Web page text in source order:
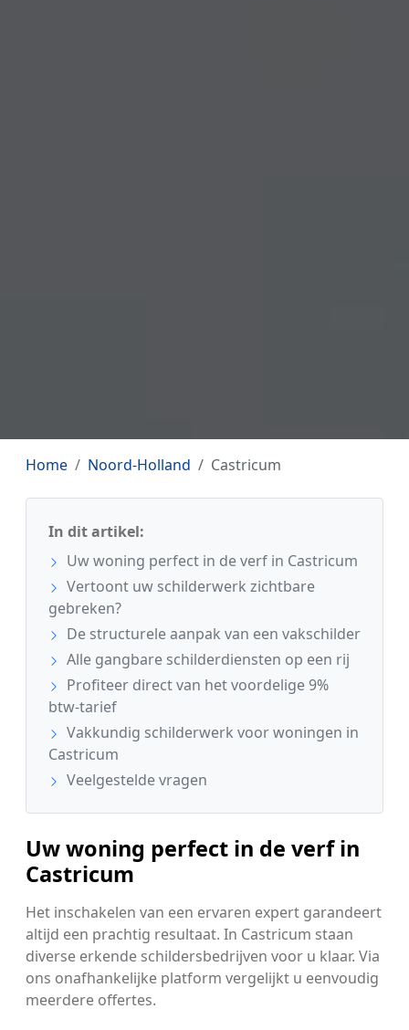
Home Noord-Holland Castricum
In dit artikel:
Uw woning perfect in de verf in Castricum
Vertoont uw schilderwerk zichtbare
gebreken?
De structurele aanpak van een vakschilder
Alle gangbare schilderdiensten op een rij
Profiteer direct van het voordelige 9%
btw-tarief
Vakkundig schilderwerk voor woningen in
Castricum
Veelgestelde vragen
Uw woning perfect in de verf in
Castricum
Het inschakelen van een ervaren expert garandeert
altijd een prachtig resultaat. In Castricum staan
diverse erkende schildersbedrijven voor u klaar. Via
ons onafhankelijke platform vergelijkt u eenvoudig
meerdere offertes.